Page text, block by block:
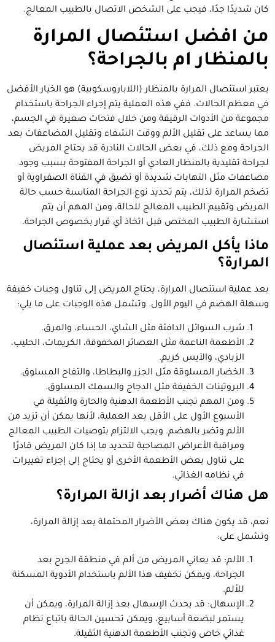
كان شديدًا جدًا، فيجب على الشخص الاتصال بالطبيب المعالج.
من افضل استئصال المرارة
بالمنظار ام بالجراحة؟
يعتبر استئصال المرارة بالمنظار (اللاباروسكوبية) هو الخيار الأفضل
في معظم الحالات. ففي هذه العملية يتم إجراء الجراحة باستخدام
مجموعة من الأدوات الرقيقة ومن خلال فتحات صغيرة في الجسم،
مما يساعد على تقليل الألم ووقت الشفاء وتقليل المضاعفات بعد
الجراحة ومع ذلك، في بعض الحالات النادرة قد يحتاج المريض
لجراحة تقليدية بالمنظار العادي أو الجراحة المفتوحة بسبب وجود
مضاعفات مثل التهابات شديدة أو تضيق في القناة الصفراوية أو
تضخم المرارة لذلك، يتم تحديد نوع الجراحة المناسبة حسب حالة
المريض وتقييم الطبيب المعالج للحالة، ومن المهم أن يتم
استشارة الطبيب المختص قبل اتخاذ أي قرار بخصوص الجراحة.
ماذا يأكل المريض بعد عملية استئصال
المرارة؟
بعد عملية استئصال المرارة، يحتاج المريض إلى تناول وجبات خفيفة
وسهلة الهضم في اليوم الأول. وتشمل هذه الوجبات على ما يلي:
شرب السوائل الدافئة مثل الشاي، الحساء، والمرق.
الأطعمة الناعمة مثل العصائر المخفوقة، الكريمات، الحليب،
الزبادي، والآيس كريم.
الخضار المسلوقة مثل الجزر والبطاطا، والتفاح المسلوق.
البروتينات الخفيفة مثل الدجاج والسمك المسلوق.
ومن المهم تجنب الأطعمة الدهنية والحارة والثقيلة في
الأسبوع الأول على الأقل بعد العملية، لأنها يمكن أن تزيد من
الألم وتضر بالهضم. ويجب الالتزام بتوصيات الطبيب المعالج
ومراقبة الأعراض المصاحبة لتحديد ما إذا كان المريض قادرًا
على تناول بعض الأطعمة الأخرى أو يحتاج إلى إجراء تغييرات
في نظامه الغذائي.
هل هناك أضرار بعد ازالة المرارة؟
نعم، قد يكون هناك بعض الأضرار المحتملة بعد إزالة المرارة،
وتشمل على:
الألم: قد يعاني المريض من ألم في منطقة الجرح بعد
الجراحة، ويمكن تخفيف هذا الألم باستخدام الأدوية المسكنة
للألم.
الإسهال: قد يحدث الإسهال بعد إزالة المرارة، ويمكن أن
يستمر لبضعة أسابيع، ويمكن تحسين الحالة باتباع نظام
غذائي خاص وتجنب الأطعمة الدهنية الثقيلة.